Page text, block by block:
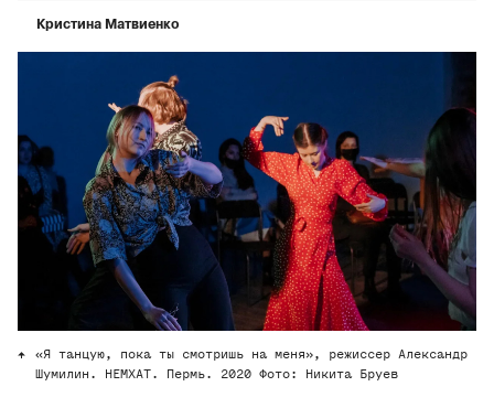
Кристина Матвиенко
«Я танцую, пока ты смотришь на меня», режиссер Александр
Шумилин. НЕМХАТ. Пермь. 2020 Фото: Никита Бруев